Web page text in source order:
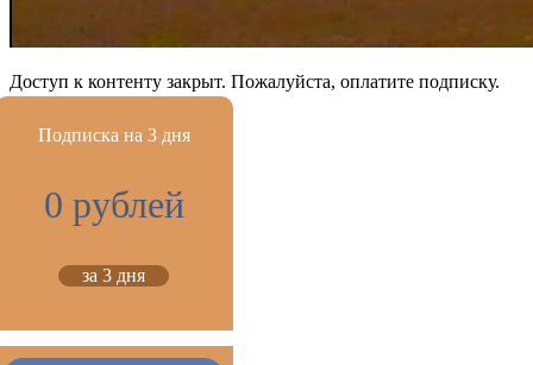
Доступ к контенту закрыт. Пожалуйста, оплатите подписку.
Подписка на 3 дня
0 рублей
за 3 дня